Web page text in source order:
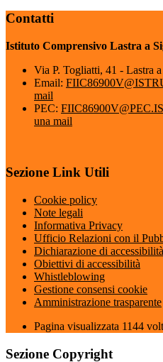
Contatti
Istituto Comprensivo Lastra a
Via P. Togliatti, 41 - Lastra
Email:
mail
PEC:
una mail
Sezione Link Utili
Cookie policy
Note legali
Informativa Privacy
Ufficio Relazioni con il
Dichiarazione di accessibilità
Obiettivi di accessibilità
Whistleblowing
Gestione consensi cookie
Amministrazione trasparente
Pagina visualizzata 1144
Sezione Copyright